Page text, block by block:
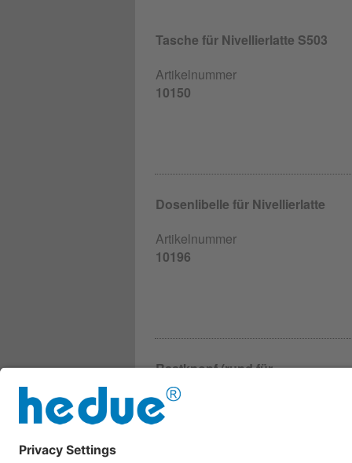
Tasche für Nivellierlatte S503
Artikelnummer
10150
Dosenlibelle für Nivellierlatte
Artikelnummer
10196
Rastknopf (rund für
Nivellierlatte
Artikelnummer